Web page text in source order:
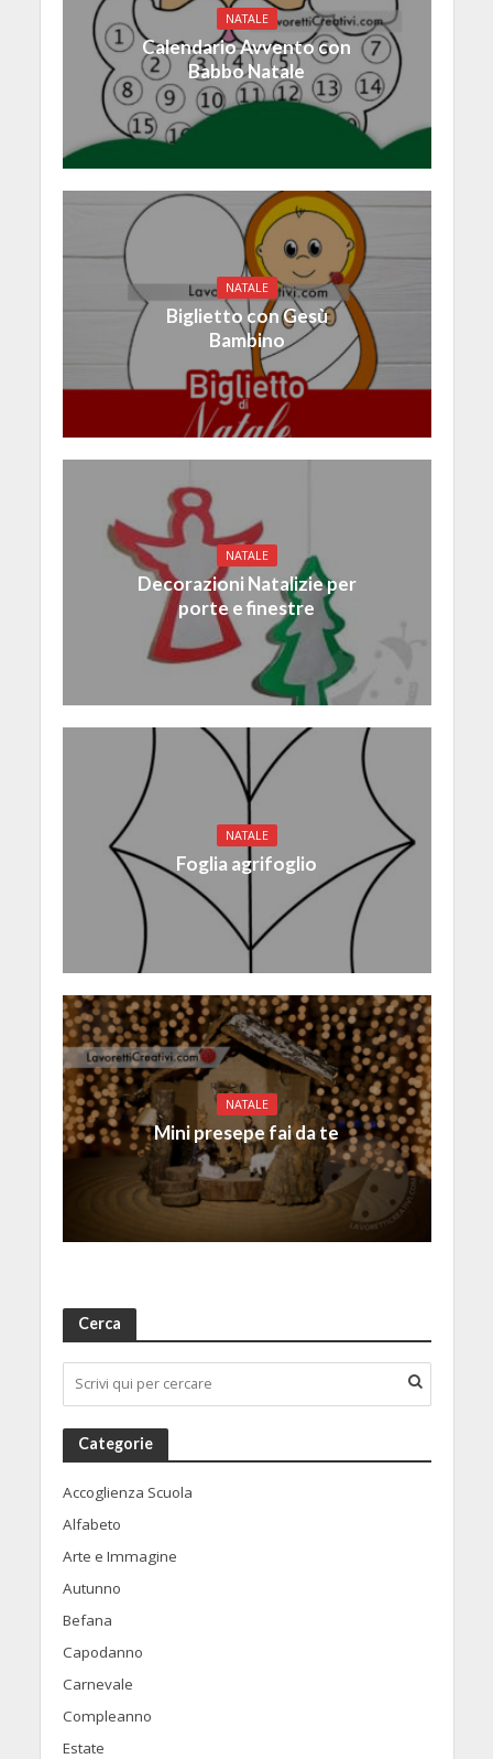
NATALE
Calendario Avvento con
Babbo Natale
NATALE
Biglietto con Gesù
Bambino
NATALE
Decorazioni Natalizie per
porte e finestre
NATALE
Foglia agrifoglio
NATALE
Mini presepe fai da te
Cerca
Categorie
Accoglienza Scuola
Alfabeto
Arte e Immagine
Autunno
Befana
Capodanno
Carnevale
Compleanno
Estate